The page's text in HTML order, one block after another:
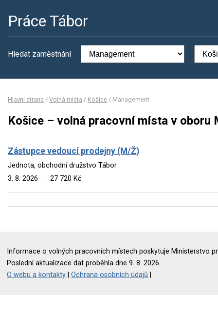
Práce Tábor
Hledat zaměstnání
Hlavní strana / Volná místa / Košice / Management
Košice – volná pracovní místa v oboru
Zástupce vedoucí prodejny (M/Ž)
Jednota, obchodní družstvo Tábor
3. 8. 2026
· 27 720 Kč
Informace o volných pracovních místech poskytuje Ministerstvo
Poslední aktualizace dat proběhla dne 9. 8. 2026.
O webu a kontakty |Ochrana osobních údajů